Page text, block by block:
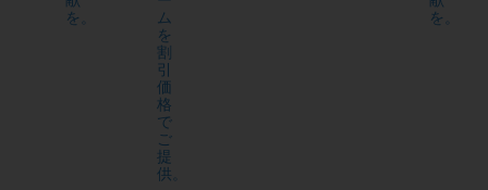
を。
ム
を
割
引
価
格
で
ご
提
供。
を。